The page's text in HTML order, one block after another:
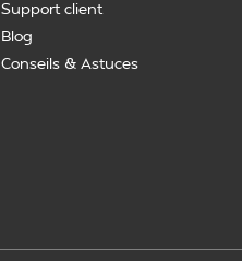
Support client
Blog
Conseils & Astuces